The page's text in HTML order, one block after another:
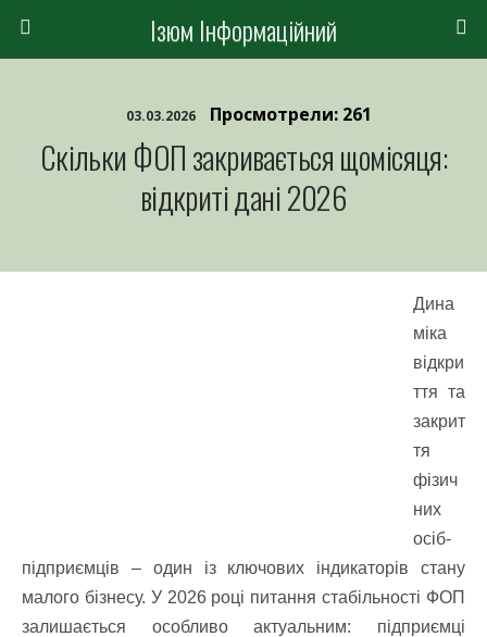
Ізюм Інформаційний
03.03.2026 Просмотрели: 261
Скільки ФОП закривається щомісяця:
відкриті дані 2026
Дина
міка
відкри
ття та
закрит
тя
фізич
них
осіб-
підприємців – один із ключових індикаторів стану
малого бізнесу. У 2026 році питання стабільності ФОП
залишається особливо актуальним: підприємці